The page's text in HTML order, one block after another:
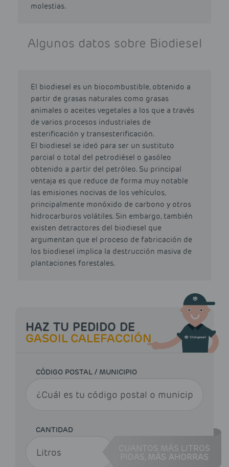
molestias.
Algunos datos sobre Biodiesel
El biodiesel es un biocombustible, obtenido a
partir de grasas naturales como grasas
animales o aceites vegetales a los que a través
de varios procesos industriales de
esterificación y transesterificación.
El biodiesel se ideó para ser un sustituto
parcial o total del petrodiésel o gasóleo
obtenido a partir del petróleo. Su principal
ventaja es que reduce de forma muy notable
las emisiones nocivas de los vehículos,
principalmente monóxido de carbono y otros
hidrocarburos volátiles. Sin embargo, también
existen detractores del biodiesel que
argumentan que el proceso de fabricación de
los biodiesel implica la destrucción masiva de
plantaciones forestales.
HAZ TU PEDIDO DE
GASOIL CALEFACCIÓN
CÓDIGO POSTAL / MUNICIPIO
CANTIDAD
CUANTOS MÁS LITROS
MÁS AHORRAS